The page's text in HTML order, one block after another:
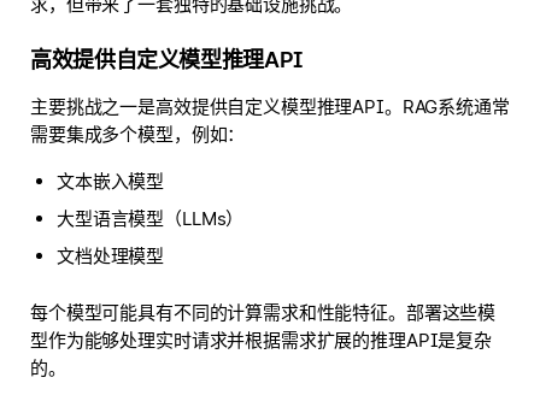
高效提供自定义模型推理API
主要挑战之一是高效提供自定义模型推理API。RAG系统通常
需要集成多个模型，例如：
文本嵌入模型
大型语言模型（LLMs）
文档处理模型
每个模型可能具有不同的计算需求和性能特征。部署这些模
型作为能够处理实时请求并根据需求扩展的推理API是复杂
的。